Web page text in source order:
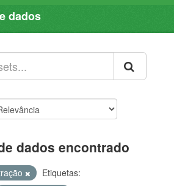
dados
dados encontrado
Etiquetas: